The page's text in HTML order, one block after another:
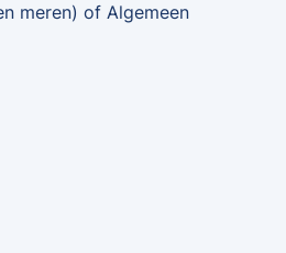
meren) of Algemeen